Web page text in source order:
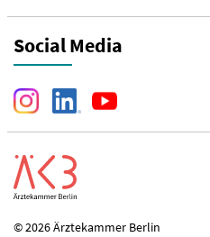
Social Media
© 2026 Ärztekammer Berlin